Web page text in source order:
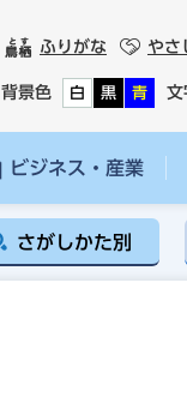
ふりがな やさ
背景色 白 黒 青 文
ビジネス・産業
さがしかた別